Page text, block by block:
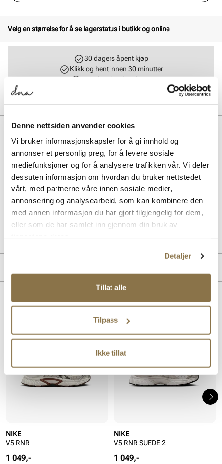
Denne nettsiden anvender cookies
Vi bruker informasjonskapsler for å gi innhold og
annonser et personlig preg, for å levere sosiale
mediefunksjoner og for å analysere trafikken vår. Vi deler
dessuten informasjon om hvordan du bruker nettstedet
vårt, med partnerne våre innen sosiale medier,
annonsering og analysearbeid, som kan kombinere den
med annen informasjon du har gjort tilgjengelig for dem,
eller som de har samlet inn gjennom din bruk av
Detaljer
Tillat alle
Tilpass
Ikke tillat
Velg en størrelse for å se lagerstatus i butikk og online
30 dagers åpent kjøp
Klikk og hent innen 30 minutter
Hjemlevering 3-7 dager
BESKRIVELSE
Nike V5 RNR kombinerer retro Y2K-stil med moderne komfort, takket
være en chunky, men lett mellomsåle i skum og pustende mesh-
overdel med syntetiske detaljer. Den 3D-formede Swoosh-logoen og
metallic-elementene gir et stilfullt løft, mens den profilerte yttersålen
sørger for godt grep og stabilitet – perfekt for både hverdagsbruk og
aktivt tempo.
Art. nr.35757405
Lignende produkter
NIKE
V5 RNR
Pris
1 049,-
NIKE
V5 RNR SUEDE 2
Pris
1 049,-